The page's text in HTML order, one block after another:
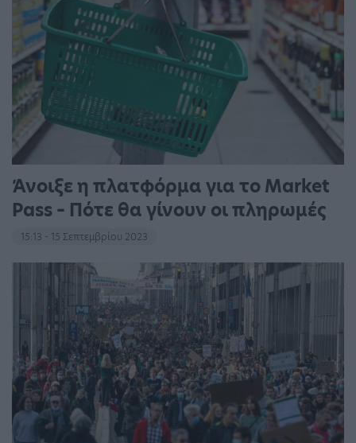
Άνοιξε η πλατφόρμα για το Market
Pass – Πότε θα γίνουν οι πληρωμές
15:13 - 15 Σεπτεμβρίου 2023